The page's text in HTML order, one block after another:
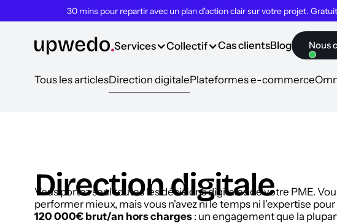
30 mins pour repartir avec un plan d'action clair sur votre projet.
Services Collectif Cas clientsBlog Nous
Tous les articlesDirection digitalePlateformes e-commerce
Direction digitale
Vous portez seul toutes les décisions digitales de votre PME.
performer mieux, mais vous n'avez ni le temps ni l'expertise
120 000€ brut/an hors charges : un engagement que la